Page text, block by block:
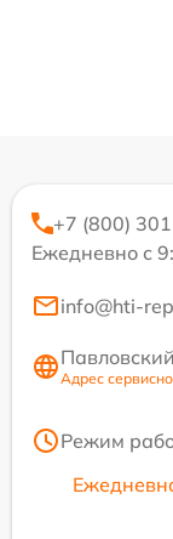
+7 (800)
Ежедневно с
info@hti-
Адрес
Режим